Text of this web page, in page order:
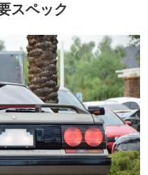
スペック